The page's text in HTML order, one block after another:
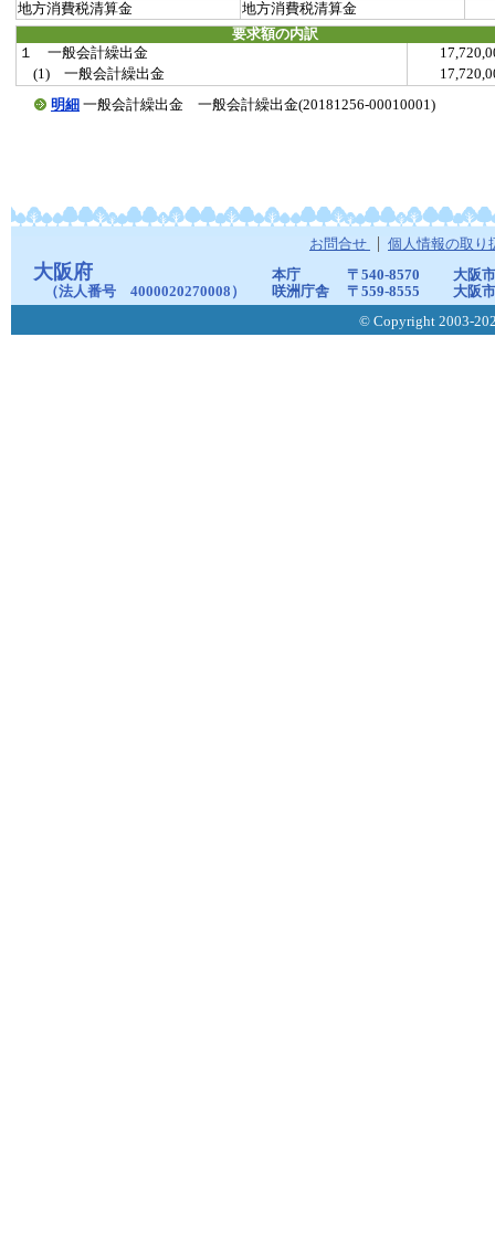
地方消費税清算金
地方消費税清算金
要求額の内訳
１ 一般会計繰出金
(1) 一般会計繰出金
明細 一般会計繰出金 一般会計繰出金(20181256-00010001)
お問合せ 個人情報の取り
大阪府
（法人番号 4000020270008）
本庁 〒540-8570
大阪
咲洲庁舎
〒559-8555
大阪
© Copyright 2003-